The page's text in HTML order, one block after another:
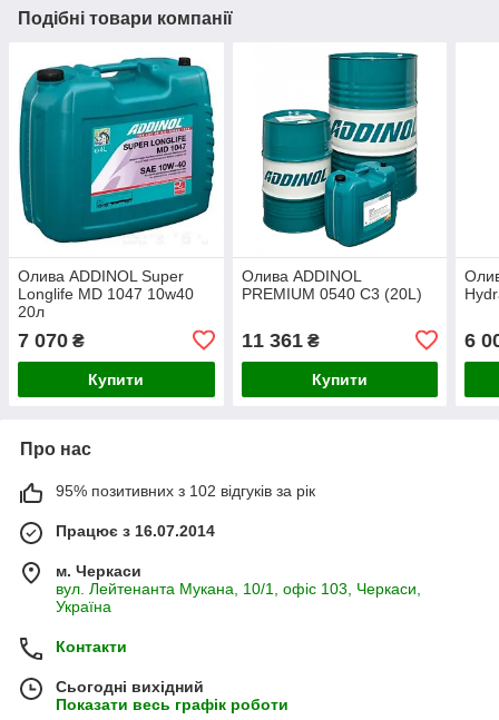
Подібні товари компанії
Олива ADDINOL Super
Longlife MD 1047 10w40
20л
7 070 ₴
Купити
Олива ADDINOL
PREMIUM 0540 C3 (20L)
11 361₴
Купити
6
Про нас
95% позитивних з 102 відгуків за рік
Працює з 16.07.2014
м. Черкаси
вул. Лейтенанта Мукана, 10/1, офіс 103, Черкаси,
Україна
Контакти
Сьогодні вихідний
Показати весь графік роботи